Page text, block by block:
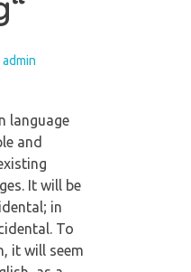
admin
language
and
It will be
in
To
it will seem